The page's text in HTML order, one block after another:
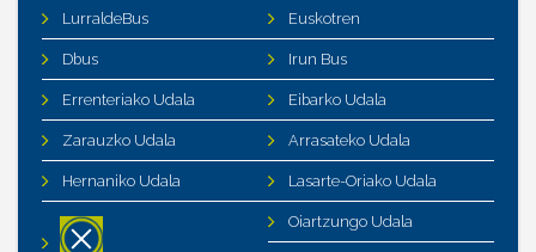
LurraldeBus Euskotren
Dbus Irun Bus
Errenteriako Udala Eibarko Udala
Zarauzko Udala Arrasateko Udala
Hernaniko Udala Lasarte-Oriako Udala
Oiartzungo Udala